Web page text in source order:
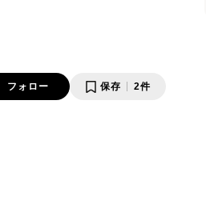
フォロー 保存 2件